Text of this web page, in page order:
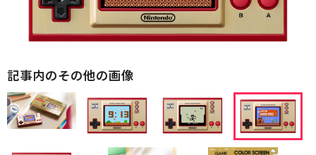
記事内のその他の画像